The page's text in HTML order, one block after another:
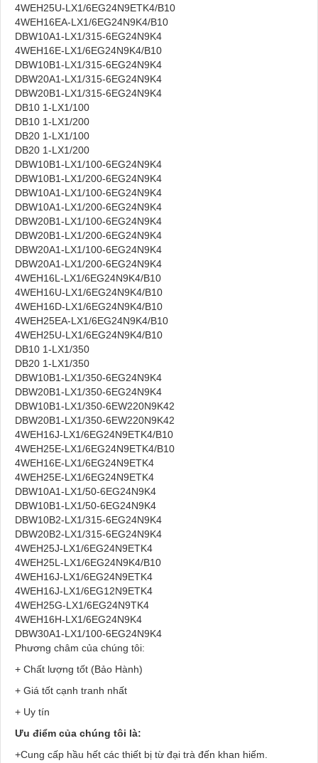
4WEH25U-LX1/6EG24N9ETK4/B10
4WEH16EA-LX1/6EG24N9K4/B10
DBW10A1-LX1/315-6EG24N9K4
4WEH16E-LX1/6EG24N9K4/B10
DBW10B1-LX1/315-6EG24N9K4
DBW20A1-LX1/315-6EG24N9K4
DBW20B1-LX1/315-6EG24N9K4
DB10 1-LX1/100
DB10 1-LX1/200
DB20 1-LX1/100
DB20 1-LX1/200
DBW10B1-LX1/100-6EG24N9K4
DBW10B1-LX1/200-6EG24N9K4
DBW10A1-LX1/100-6EG24N9K4
DBW10A1-LX1/200-6EG24N9K4
DBW20B1-LX1/100-6EG24N9K4
DBW20B1-LX1/200-6EG24N9K4
DBW20A1-LX1/100-6EG24N9K4
DBW20A1-LX1/200-6EG24N9K4
4WEH16L-LX1/6EG24N9K4/B10
4WEH16U-LX1/6EG24N9K4/B10
4WEH16D-LX1/6EG24N9K4/B10
4WEH25EA-LX1/6EG24N9K4/B10
4WEH25U-LX1/6EG24N9K4/B10
DB10 1-LX1/350
DB20 1-LX1/350
DBW10B1-LX1/350-6EG24N9K4
DBW20B1-LX1/350-6EG24N9K4
DBW10B1-LX1/350-6EW220N9K42
DBW20B1-LX1/350-6EW220N9K42
4WEH16J-LX1/6EG24N9ETK4/B10
4WEH25E-LX1/6EG24N9ETK4/B10
4WEH16E-LX1/6EG24N9ETK4
4WEH25E-LX1/6EG24N9ETK4
DBW10A1-LX1/50-6EG24N9K4
DBW10B1-LX1/50-6EG24N9K4
DBW10B2-LX1/315-6EG24N9K4
DBW20B2-LX1/315-6EG24N9K4
4WEH25J-LX1/6EG24N9ETK4
4WEH25L-LX1/6EG24N9K4/B10
4WEH16J-LX1/6EG24N9ETK4
4WEH16J-LX1/6EG12N9ETK4
4WEH25G-LX1/6EG24N9TK4
4WEH16H-LX1/6EG24N9K4
DBW30A1-LX1/100-6EG24N9K4
Phương châm của chúng tôi:
+ Chất lượng tốt (Bảo Hành)
+ Giá tốt cạnh tranh nhất
+ Uy tín
Ưu điểm của chúng tôi là:
+Cung cấp hầu hết các thiết bị từ đại trà đến khan hiếm.